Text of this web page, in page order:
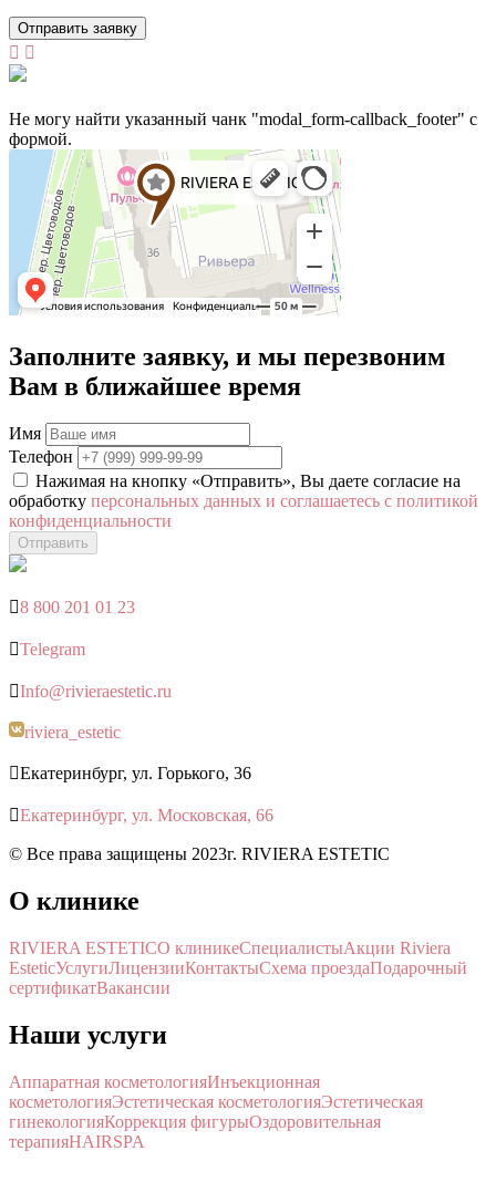
Отправить заявку
 
Не могу найти указанный чанк "modal_form-callback_footer" с
формой.
Заполните заявку, и мы перезвоним
Вам в ближайшее время
Имя
Телефон
Нажимая на кнопку «Отправить», Вы даете согласие на
обработку персональных данных и соглашаетесь с политикой
конфиденциальности
Отправить
8 800 201 01 23
Telegram
Info@rivieraestetic.ru
riviera_estetic
Екатеринбург, ул. Горького, 36
Екатеринбург, ул. Московская, 66
© Все права защищены 2023г. RIVIERA ESTETIC
О клинике
RIVIERA ESTETICО клиникеСпециалистыАкции Riviera
EsteticУслугиЛицензииКонтактыСхема проездаПодарочный
сертификатВакансии
Наши услуги
Аппаратная косметологияИнъекционная
косметологияЭстетическая косметологияЭстетическая
гинекологияКоррекция фигурыОздоровительная
терапияHAIRSPA